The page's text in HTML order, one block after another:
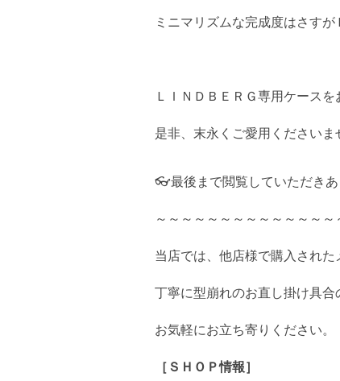
ミニマリズムな完成度はさすが
ＬＩＮＤＢＥＲＧ専用ケースを
是非、末永くご愛用くださいま
👓最後まで閲覧していただき
～～～～～～～～～～～～～
当店では、他店様で購入された
丁寧に型崩れのお直し掛け具合
お気軽にお立ち寄りください。
［ＳＨＯＰ情報］